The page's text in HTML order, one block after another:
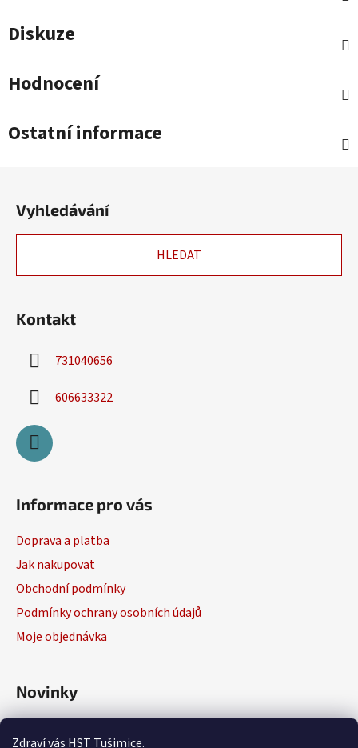
Zdraví vás HST Tušimice.
Diskuze
Hodnocení
Ostatní informace
Vyhledávání
HLEDAT
Kontakt
731040656
606633322
Informace pro vás
Doprava a platba
Jak nakupovat
Obchodní podmínky
Podmínky ochrany osobních údajů
Moje objednávka
Novinky
Výběr elektrického nářadí